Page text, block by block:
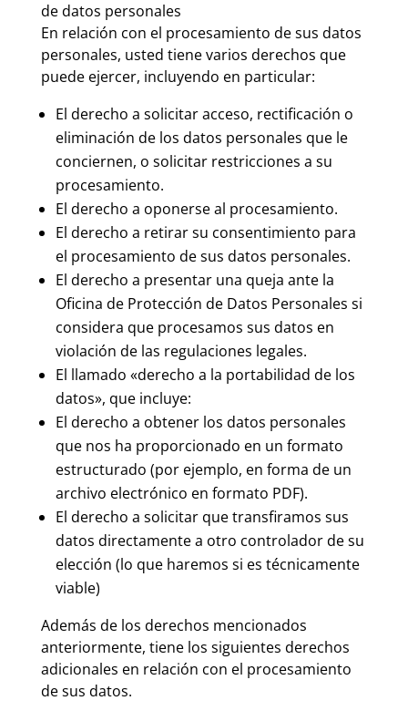
de datos personales
En relación con el procesamiento de sus datos
personales, usted tiene varios derechos que
puede ejercer, incluyendo en particular:
El derecho a solicitar acceso, rectificación o
eliminación de los datos personales que le
conciernen, o solicitar restricciones a su
procesamiento.
El derecho a oponerse al procesamiento.
El derecho a retirar su consentimiento para
el procesamiento de sus datos personales.
El derecho a presentar una queja ante la
Oficina de Protección de Datos Personales si
considera que procesamos sus datos en
violación de las regulaciones legales.
El llamado «derecho a la portabilidad de los
datos», que incluye:
El derecho a obtener los datos personales
que nos ha proporcionado en un formato
estructurado (por ejemplo, en forma de un
archivo electrónico en formato PDF).
El derecho a solicitar que transfiramos sus
datos directamente a otro controlador de su
elección (lo que haremos si es técnicamente
viable)
Además de los derechos mencionados
anteriormente, tiene los siguientes derechos
adicionales en relación con el procesamiento
de sus datos.